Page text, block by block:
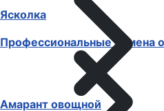
Ясколка
Профессиональные семена
Амарант овощной